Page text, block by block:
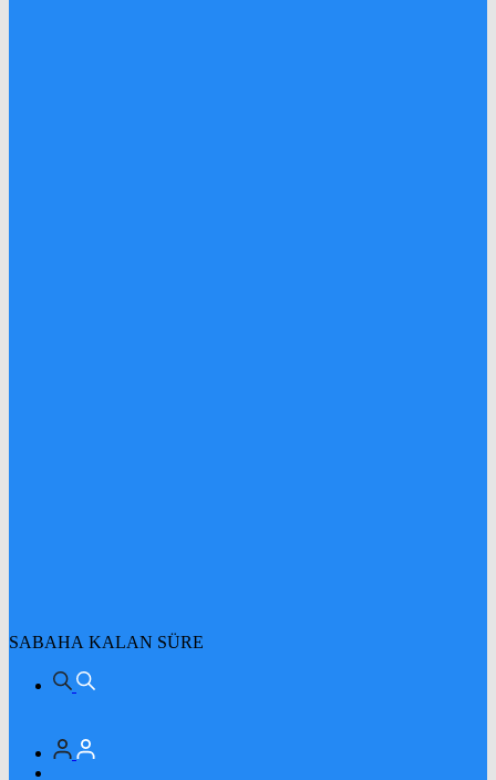
SABAHA KALAN SÜRE